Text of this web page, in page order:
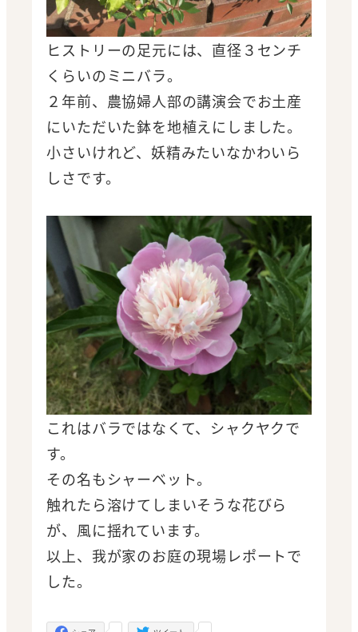
ヒストリーの足元には、直径３センチ
くらいのミニバラ。
２年前、農協婦人部の講演会でお土産
にいただいた鉢を地植えにしました。
小さいけれど、妖精みたいなかわいら
しさです。
これはバラではなくて、シャクヤクで
す。
その名もシャーベット。
触れたら溶けてしまいそうな花びら
が、風に揺れています。
以上、我が家のお庭の現場レポートで
した。